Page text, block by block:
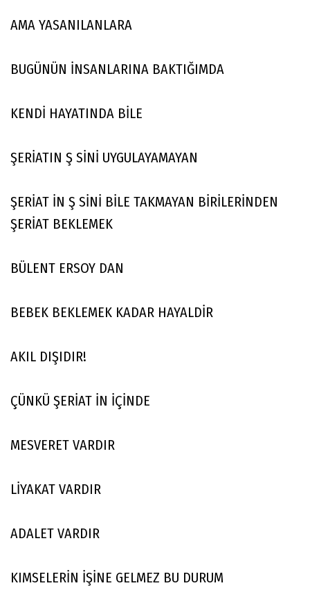
AMA YASANILANLARA
BUGÜNÜN İNSANLARINA BAKTIĞIMDA
KENDİ HAYATINDA BİLE
ŞERİATIN Ş SİNİ UYGULAYAMAYAN
ŞERİAT İN Ş SİNİ BİLE TAKMAYAN BİRİLERİNDEN
ŞERİAT BEKLEMEK
BÜLENT ERSOY DAN
BEBEK BEKLEMEK KADAR HAYALDİR
AKIL DIŞIDIR!
ÇÜNKÜ ŞERİAT İN İÇİNDE
MESVERET VARDIR
LİYAKAT VARDIR
ADALET VARDIR
KIMSELERİN İŞİNE GELMEZ BU DURUM